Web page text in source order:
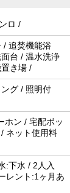
ロ /
/ 追焚機能浴
台 / 温水洗浄
き場 /
グ / 照明付
ホン / 宅配ボッ
ネット使用料
:下水 / 2人入
レント:1ヶ月あ